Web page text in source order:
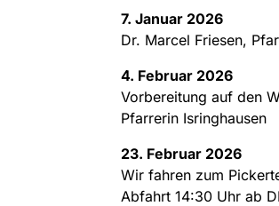
7. Januar 2026
Dr. Marcel Friesen,
4. Februar 2026
Vorbereitung auf den
Pfarrerin Isringhausen
23. Februar 2026
Wir fahren zum
Abfahrt 14:30 Uhr ab